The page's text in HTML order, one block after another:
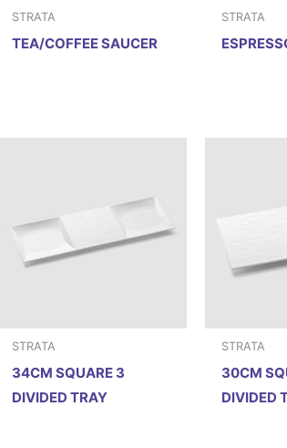
STRATA
TEA/COFFEE SAUCER
STRATA
STRATA
34CM SQUARE 3
DIVIDED TRAY
STRATA
30CM
DIVIDED